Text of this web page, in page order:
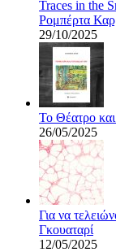
Traces in the
Ρομπέρτα
29/10/2025
Το Θέατρο
26/05/2025
Για να
Γκουαταρί
12/05/2025